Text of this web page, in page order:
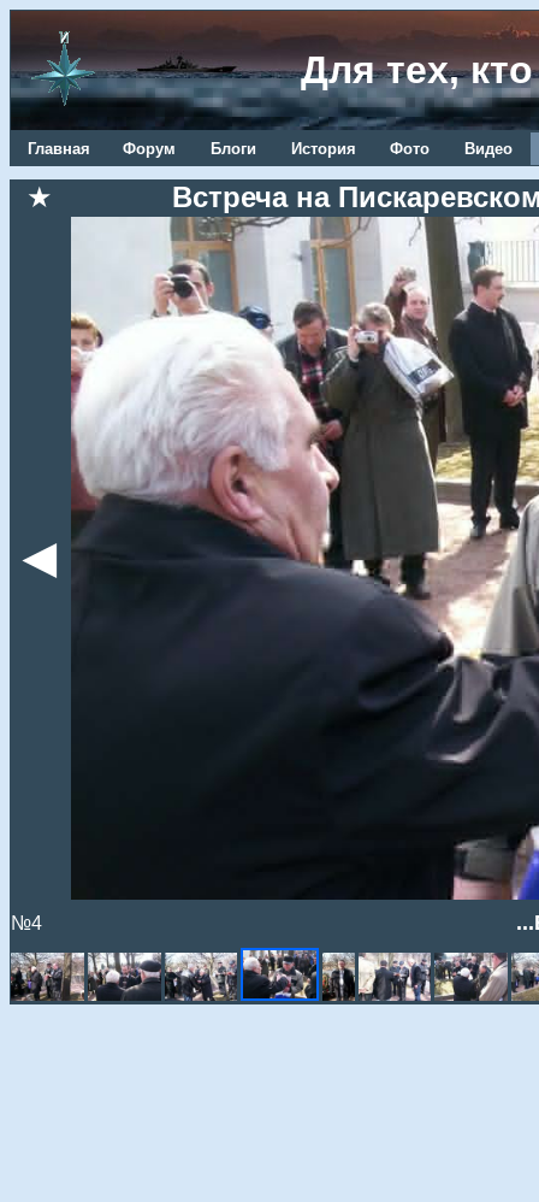
Для тех,
Главная Форум Блоги История Фото Видео
★ Встреча на
◄
№4